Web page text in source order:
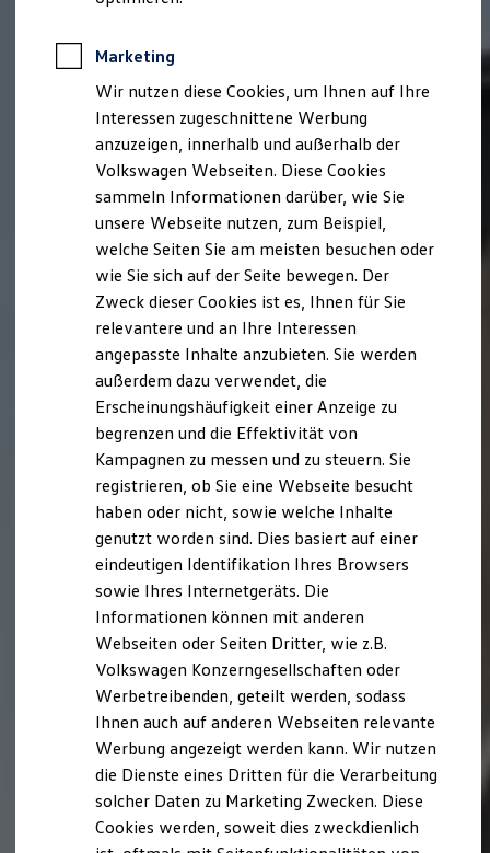
Ersatzfahrzeuge
Software, Konnektivität & Apps
California App
VW Connect für Ihren ID. Buzz
VW Connect für Ihren Transporter/Caravelle
VW Connect für Ihren Amarok
VW Connect für andere Modelle
Connect Pro
Fleet Interface Data
Multistop Pathfinder
Übersicht Software Updates
Hilfreiches für Besitzer
Fahrerassistenz- und Sicherheitssysteme
Kontrollleuchten
Kurzfahrprofile und Ölverdünnung
XTL-Dieselkraftstoff
Ersatzteile und Betriebsflüssigkeiten
Original Zubehör und Lifestyle Produkte
myVolkswagen
myVolkswagen Business
Elektrisch & Autonom
Elektro - & Hybridfahrzeuge
Unser Ansatz
Klimafreundlicher Strom
Reichweite & Ladelösungen
Reichweitensimulator
Ladezeitensimulator
Ladelösungen für Privatkunden
Ladelösungen für Gewerbekunden
Wallbox und Ladekabel
Förderung & Kosten der Elektrofahrzeuge
Fördermöglichkeiten für Privatkunden
Fördermöglichkeiten für Gewerbekunden
Autonomes Fahren
Mehr zum ID. Buzz
Online Beratung
California Club
Marketing
Wir nutzen diese Cookies, um Ihnen auf Ihre
Interessen zugeschnittene Werbung
anzuzeigen, innerhalb und außerhalb der
Volkswagen Webseiten. Diese Cookies
sammeln Informationen darüber, wie Sie
unsere Webseite nutzen, zum Beispiel,
welche Seiten Sie am meisten besuchen oder
wie Sie sich auf der Seite bewegen. Der
Zweck dieser Cookies ist es, Ihnen für Sie
relevantere und an Ihre Interessen
angepasste Inhalte anzubieten. Sie werden
außerdem dazu verwendet, die
Erscheinungshäufigkeit einer Anzeige zu
begrenzen und die Effektivität von
Kampagnen zu messen und zu steuern. Sie
registrieren, ob Sie eine Webseite besucht
haben oder nicht, sowie welche Inhalte
genutzt worden sind. Dies basiert auf einer
eindeutigen Identifikation Ihres Browsers
sowie Ihres Internetgeräts. Die
Informationen können mit anderen
Webseiten oder Seiten Dritter, wie z.B.
Volkswagen Konzerngesellschaften oder
Werbetreibenden, geteilt werden, sodass
Ihnen auch auf anderen Webseiten relevante
Werbung angezeigt werden kann. Wir nutzen
die Dienste eines Dritten für die Verarbeitung
solcher Daten zu Marketing Zwecken. Diese
Cookies werden, soweit dies zweckdienlich